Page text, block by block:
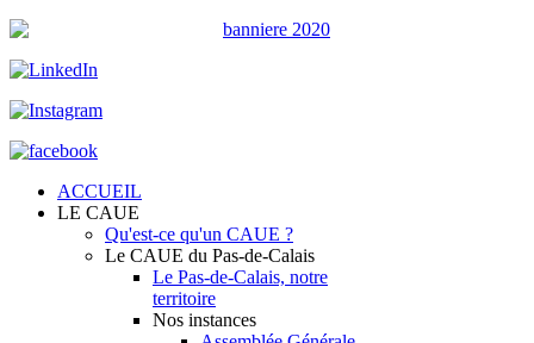
ACCUEIL
LE CAUE
Qu'est-ce qu'un CAUE ?
Le CAUE du Pas-de-Calais
Le Pas-de-Calais, notre
territoire
Nos instances